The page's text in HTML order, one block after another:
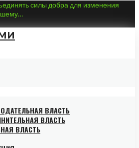
силы добра для изменения
ВЛАСТЬ
ВЛАСТЬ
ВЛАСТЬ